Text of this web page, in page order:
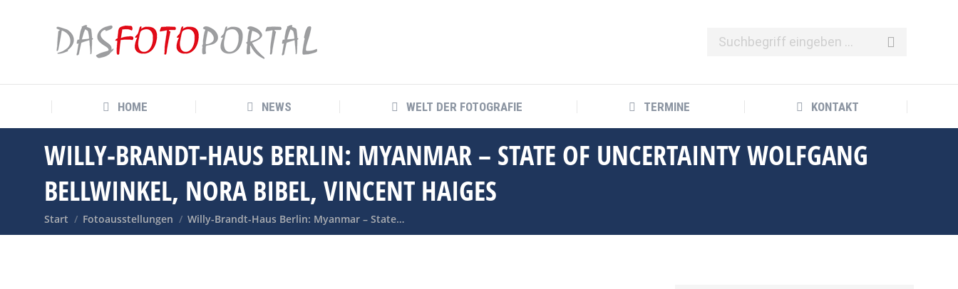
HOME NEWS WELT DER FOTOGRAFIE TERMINE KONTAKT
WILLY-BRANDT-HAUS BERLIN: MYANMAR – STATE OF UNCERTAINTY WOLFGANG
BELLWINKEL, NORA BIBEL, VINCENT HAIGES
Sie befinden sich hier:
Start Fotoausstellungen Willy-Brandt-Haus Berlin: Myanmar – State…
HOME NEWS